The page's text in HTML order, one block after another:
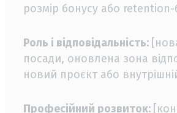
розмір бонусу або retention-
Роль і відповідальність:
посади, оновлена зона
новий проєкт або
Професійний розвиток: